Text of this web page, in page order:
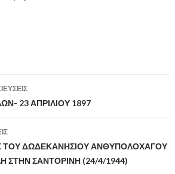
23 ΑΠΡΙΛΙΟΥ 1897
ΤΟΥ ΔΩΔΕΚΑΝΗΣΙΟΥ ΑΝΘΥΠΟΛΟΧΑΓΟΥ
ΣΤΗΝ ΣΑΝΤΟΡΙΝΗ (24/4/1944)